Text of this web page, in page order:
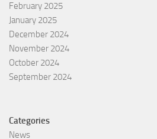
February 2025
January 2025
December 2024
November 2024
October 2024
September 2024
Categories
News